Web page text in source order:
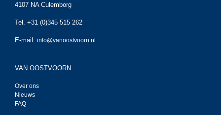
4107 NA Culemborg
Tel. +31 (0)345 515 262
E-mail: info@vanoostvoorn.nl
VAN OOSTVOORN
Over ons
Nieuws
FAQ